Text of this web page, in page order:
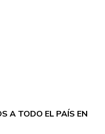
A TODO EL PAÍS EN